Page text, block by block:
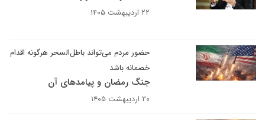
۲۲ اردیبهشت ۱۴۰۵
حضور مردم می‌تواند باطل‌السحر هرگونه اقدام
خصمانه باشد
جنگ رمضان و پیامد‌های آن
۲۰ اردیبهشت ۱۴۰۵